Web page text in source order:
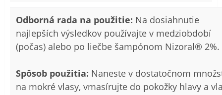
Odborná rada na použitie: Na dosiahnutie
najlepších výsledkov používajte v medziobdobí
(počas) alebo po liečbe šampónom Nizoral® 2%.
Spôsob použitia: Naneste v dostatočnom
na mokré vlasy, vmasírujte do pokožky hlavy a